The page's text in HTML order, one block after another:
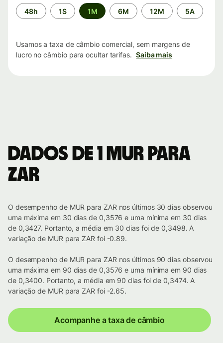
Período
de
48h 1S 1M 6M 12M 5A
Usamos a taxa de câmbio comercial, sem margens de
lucro no câmbio para ocultar tarifas. Saiba mais
Dados de 1 MUR para
ZAR
O desempenho de MUR para ZAR nos últimos 30 dias observou
uma máxima em 30 dias de 0,3576 e uma mínima em 30 dias
de 0,3427. Portanto, a média em 30 dias foi de 0,3498. A
variação de MUR para ZAR foi -0.89.
O desempenho de MUR para ZAR nos últimos 90 dias observou
uma máxima em 90 dias de 0,3576 e uma mínima em 90 dias
de 0,3400. Portanto, a média em 90 dias foi de 0,3474. A
variação de MUR para ZAR foi -2.65.
Acompanhe a taxa de câmbio